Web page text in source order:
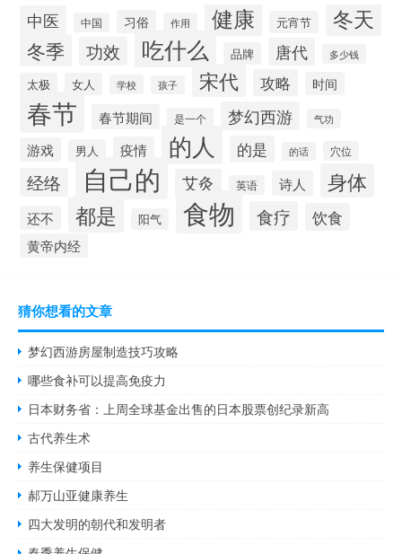
中医 中国 习俗 作用 健康 元宵节 冬天
冬季 功效 吃什么 品牌 唐代 多少钱
太极 女人 学校 孩子 宋代 攻略 时间
春节 春节期间 是一个 梦幻西游 气功
游戏 男人 疫情 的人 的是 的话 穴位
经络 自己的 艾灸 英语 诗人 身体
还不 都是 阳气 食物 食疗 饮食
黄帝内经
猜你想看的文章
梦幻西游房屋制造技巧攻略
哪些食补可以提高免疫力
日本财务省：上周全球基金出售的日本股票创纪录新高
古代养生术
养生保健项目
郝万山亚健康养生
四大发明的朝代和发明者